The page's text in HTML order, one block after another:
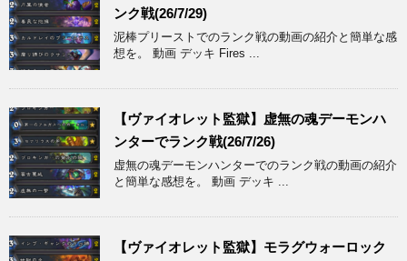
ンク戦(26/7/29)
泥棒プリーストでのランク戦の動画の紹介と簡単な感
想を。 動画 デッキ Fires ...
【ヴァイオレット監獄】虚無の魂デーモンハ
ンターでランク戦(26/7/26)
虚無の魂デーモンハンターでのランク戦の動画の紹介
と簡単な感想を。 動画 デッキ ...
【ヴァイオレット監獄】モラグウォーロック